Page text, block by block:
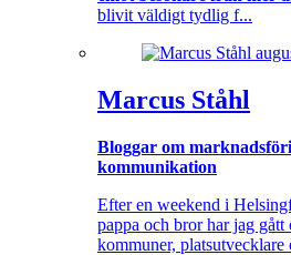
blivit väldigt tydlig f...
Marcus Ståhl
Bloggar om
kommunikation
Efter en weekend i
pappa och bror har jag gått
kommuner, platsutvecklare